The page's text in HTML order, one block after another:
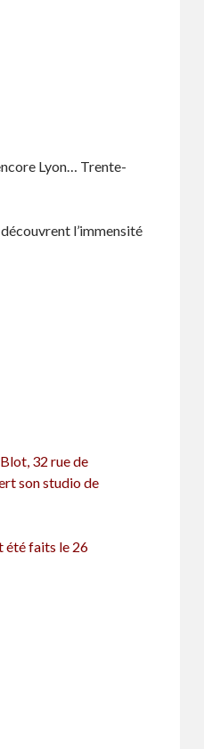
Lyon… Trente-
l’immensité
32 rue de
son studio de
été faits le 26